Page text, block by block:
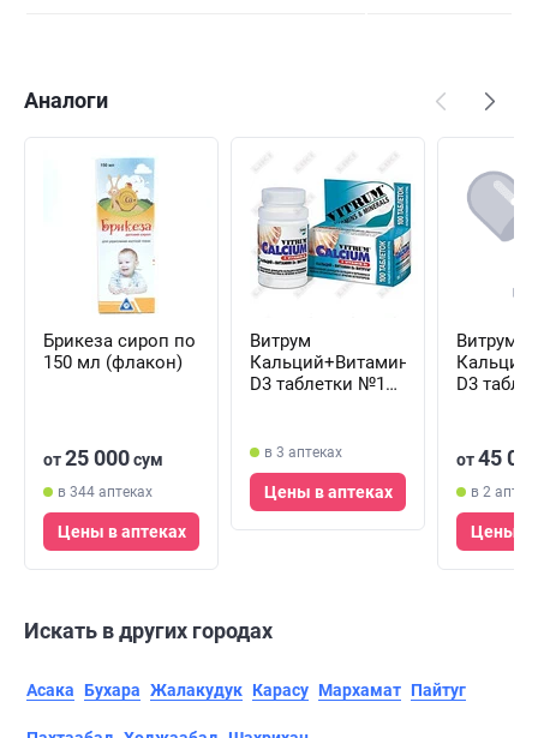
Аналоги
Брикеза сироп по
150 мл (флакон)
от25 000сум
в 344 аптеках
Цены в аптеках
Витрум
Кальций+Витамин
D3 таблетки №100
в 3 аптеках
Цены в аптеках
Витрум
D3
от45
в 2
Цены в
Искать в других городах
Асака Бухара Жалакудук Карасу Мархамат Пайтуг